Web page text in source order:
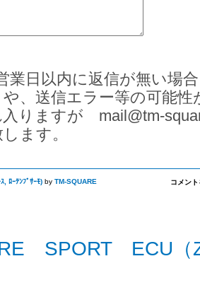
業日以内に返信が無い場
、送信エラー等の可能
入りますが mail@tm-
ます。
ﾛｰﾃﾝﾌﾟｻｰﾓ) by TM-SQUARE
TM-
エ
コメン
SPORT ECU